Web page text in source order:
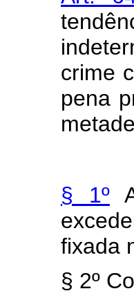
crime
pena
§ 1ºA
fixada
§ 2º